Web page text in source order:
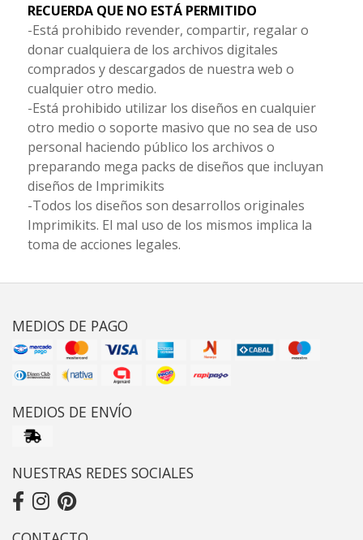
RECUERDA QUE NO ESTÁ PERMITIDO
-Está prohibido revender, compartir, regalar o
donar cualquiera de los archivos digitales
comprados y descargados de nuestra web o
cualquier otro medio.
-Está prohibido utilizar los diseños en cualquier
otro medio o soporte masivo que no sea de uso
personal haciendo público los archivos o
preparando mega packs de diseños que incluyan
diseños de Imprimikits
-Todos los diseños son desarrollos originales
Imprimikits. El mal uso de los mismos implica la
toma de acciones legales.
MEDIOS DE PAGO
MEDIOS DE ENVÍO
NUESTRAS REDES SOCIALES